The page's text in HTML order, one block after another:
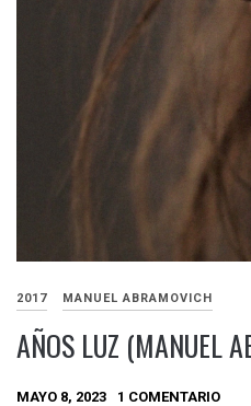
2017 MANUEL ABRAMOVICH
AÑOS LUZ (MANUEL
MAYO 8, 2023 1 COMENTARIO